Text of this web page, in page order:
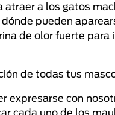
a los gatos
pueden
de olor fuerte para
de todas tus
expresarse con
cada uno de los